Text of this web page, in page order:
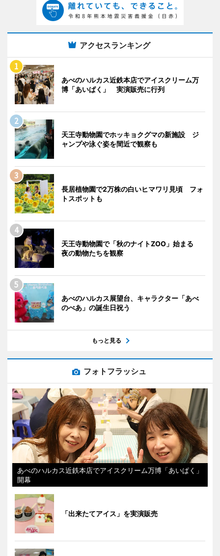
アクセスランキング
あべのハルカス近鉄本店でアイスクリーム万
博「あいぱく」 実演販売に行列
天王寺動物園でホッキョクグマの新施設 ジ
ャンプや泳ぐ姿を間近で観察も
長居植物園で2万株の白いヒマワリ見頃 フォ
トスポットも
天王寺動物園で「秋のナイトZOO」始まる
夜の動物たちを観察
あべのハルカス展望台、キャラクター「あべ
のべあ」の誕生日祝う
もっと見る
フォトフラッシュ
あべのハルカス近鉄本店でアイスクリーム万博「あいぱく」
開幕
「出来たてアイス」を実演販売